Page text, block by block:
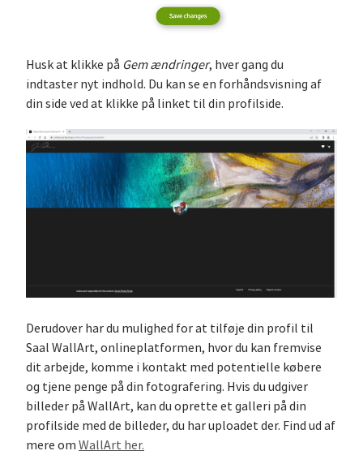
Husk at klikke på Gem ændringer, hver gang du
indtaster nyt indhold. Du kan se en forhåndsvisning af
din side ved at klikke på linket til din profilside.
Derudover har du mulighed for at tilføje din profil til
Saal WallArt, onlineplatformen, hvor du kan fremvise
dit arbejde, komme i kontakt med potentielle købere
og tjene penge på din fotografering. Hvis du udgiver
billeder på WallArt, kan du oprette et galleri på din
profilside med de billeder, du har uploadet der. Find ud af
mere om WallArt her.